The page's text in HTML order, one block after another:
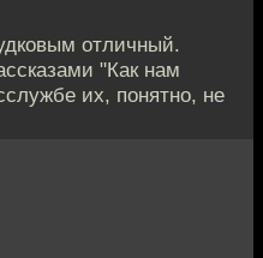
отличный.
"Как нам
их, понятно, не